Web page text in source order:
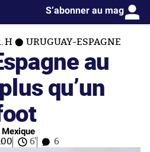
S’abonner au mag
H URUGUAY-ESPAGNE
au
qu’un
Mexique
6' 6